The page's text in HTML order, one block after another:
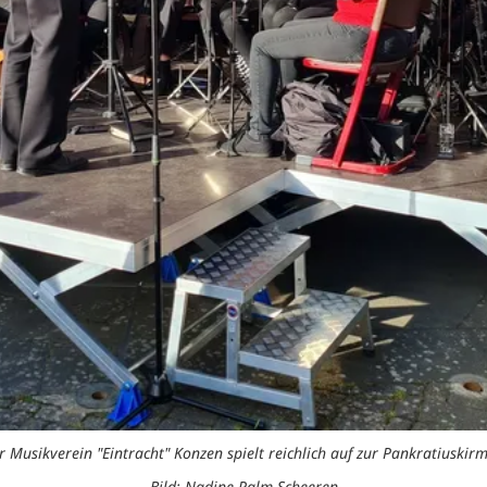
Musikverein "Eintracht" Konzen spielt reichlich auf zur